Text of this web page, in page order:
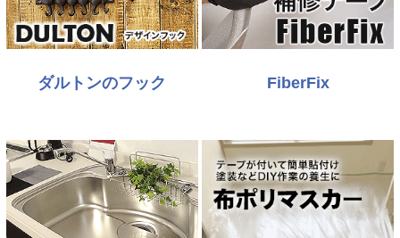
ダルトンのフック FiberFix